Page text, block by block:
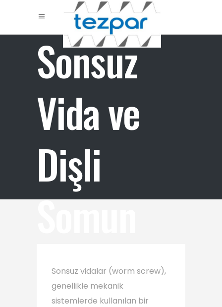
Sonsuz
Vida ve
Dişli
Somun
Sonsuz vidalar (worm screw),
genellikle mekanik
sistemlerde kullanılan bir